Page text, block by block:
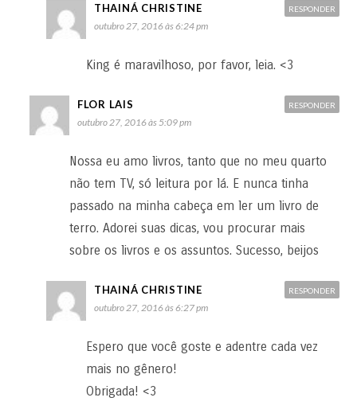
THAINÁ CHRISTINE
outubro 27, 2016 às 6:24 pm
King é maravilhoso, por favor, leia. <3
RESPONDER
FLOR LAIS
outubro 27, 2016 às 5:09 pm
Nossa eu amo livros, tanto que no meu quarto
não tem TV, só leitura por lá. E nunca tinha
passado na minha cabeça em ler um livro de
terro. Adorei suas dicas, vou procurar mais
sobre os livros e os assuntos. Sucesso, beijos
RESPONDER
THAINÁ CHRISTINE
outubro 27, 2016 às 6:27 pm
Espero que você goste e adentre cada vez
mais no gênero!
Obrigada! <3
RESPONDER